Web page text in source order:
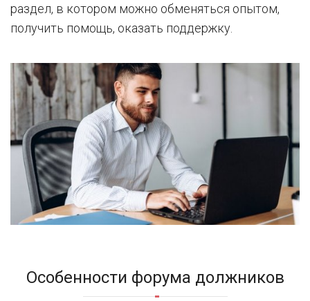
раздел, в котором можно обменяться опытом,
получить помощь, оказать поддержку.
Особенности форума должников